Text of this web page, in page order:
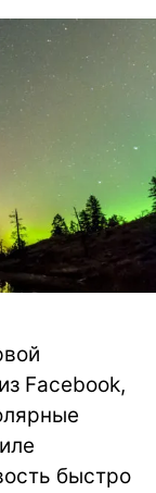
Facebook,
быстро